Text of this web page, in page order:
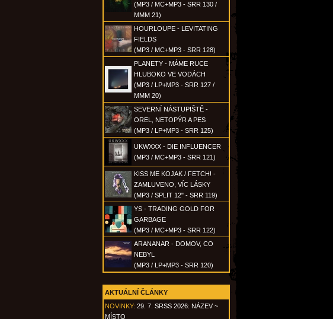
(MP3 / MC+MP3 - SRR 130 /
MMM 21)
HOURLOUPE - LEVITATING
FIELDS
(MP3 / MC+MP3 - SRR 128)
PLANETY - MÁME RUCE
HLUBOKO VE VODÁCH
(MP3 / LP+MP3 - SRR 127 /
MMM 20)
SEVERNÍ NÁSTUPIŠTĚ -
OREL, NETOPÝR A PES
(MP3 / LP+MP3 - SRR 125)
UKWXXX - DIE INFLUENCER
(MP3 / MC+MP3 - SRR 121)
KISS ME KOJAK / FETCH! -
ZAMLUVENO, VÍC LÁSKY
(MP3 / SPLIT 12" - SRR 119)
YS - TRADING GOLD FOR
GARBAGE
(MP3 / MC+MP3 - SRR 122)
ARANANAR - DOMOV, CO
NEBYL
(MP3 / LP+MP3 - SRR 120)
AKTUÁLNÍ ČLÁNKY
NOVINKY: 29. 7. SRSS 2026: NÁZEV ~
MÍSTO